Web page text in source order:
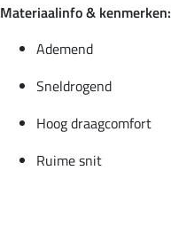
Materiaalinfo & kenmerken:
Ademend
Sneldrogend
Hoog draagcomfort
Ruime snit